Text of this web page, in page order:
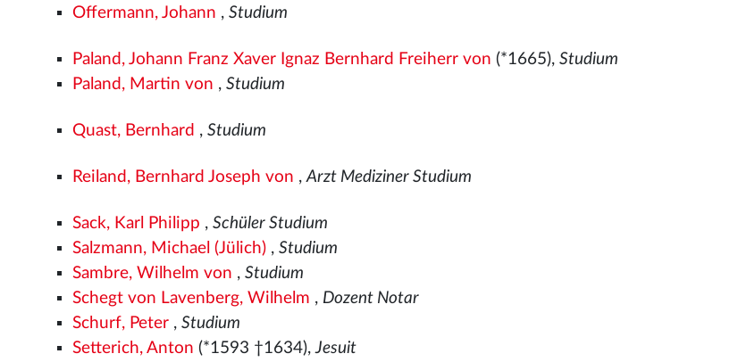
Offermann, Johann ,Studium
Paland, Johann Franz Xaver Ignaz Bernhard Freiherr von (*1665),Studium
Paland, Martin von ,Studium
Quast, Bernhard ,Studium
Reiland, Bernhard Joseph von ,Arzt Mediziner Studium
Sack, Karl Philipp ,Schüler Studium
Salzmann, Michael (Jülich) ,Studium
Sambre, Wilhelm von ,Studium
Schegt von Lavenberg, Wilhelm , Dozent Notar
Schurf, Peter ,Studium
Setterich, Anton (*1593 †1634),Jesuit